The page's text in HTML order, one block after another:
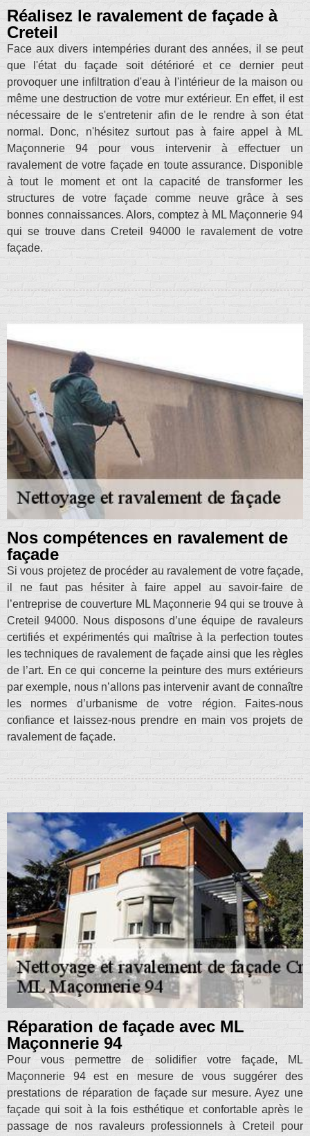
Réalisez le ravalement de façade à
Creteil
Face aux divers intempéries durant des années, il se peut
que l'état du façade soit détérioré et ce dernier peut
provoquer une infiltration d'eau à l'intérieur de la maison ou
même une destruction de votre mur extérieur. En effet, il est
nécessaire de le s'entretenir afin de le rendre à son état
normal. Donc, n'hésitez surtout pas à faire appel à ML
Maçonnerie 94 pour vous intervenir à effectuer un
ravalement de votre façade en toute assurance. Disponible
à tout le moment et ont la capacité de transformer les
structures de votre façade comme neuve grâce à ses
bonnes connaissances. Alors, comptez à ML Maçonnerie 94
qui se trouve dans Creteil 94000 le ravalement de votre
façade.
Nos compétences en ravalement de
façade
Si vous projetez de procéder au ravalement de votre façade,
il ne faut pas hésiter à faire appel au savoir-faire de
l’entreprise de couverture ML Maçonnerie 94 qui se trouve à
Creteil 94000. Nous disposons d’une équipe de ravaleurs
certifiés et expérimentés qui maîtrise à la perfection toutes
les techniques de ravalement de façade ainsi que les règles
de l’art. En ce qui concerne la peinture des murs extérieurs
par exemple, nous n’allons pas intervenir avant de connaître
les normes d’urbanisme de votre région. Faites-nous
confiance et laissez-nous prendre en main vos projets de
ravalement de façade.
Réparation de façade avec ML
Maçonnerie 94
Pour vous permettre de solidifier votre façade, ML
Maçonnerie 94 est en mesure de vous suggérer des
prestations de réparation de façade sur mesure. Ayez une
façade qui soit à la fois esthétique et confortable après le
passage de nos ravaleurs professionnels à Creteil pour